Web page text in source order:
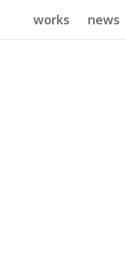
works news